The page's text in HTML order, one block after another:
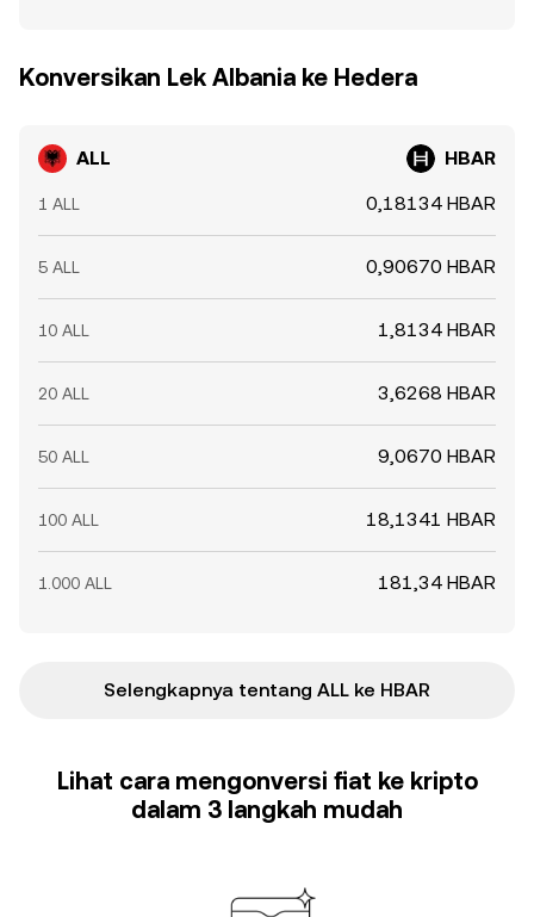
Konversikan Lek Albania ke Hedera
ALL HBAR
1 ALL 0,18134 HBAR
5 ALL 0,90670 HBAR
10 ALL 1,8134 HBAR
20 ALL 3,6268 HBAR
50 ALL 9,0670 HBAR
100 ALL 18,1341 HBAR
1.000 ALL 181,34 HBAR
Selengkapnya tentang ALL ke HBAR
Lihat cara mengonversi fiat ke kripto
dalam 3 langkah mudah